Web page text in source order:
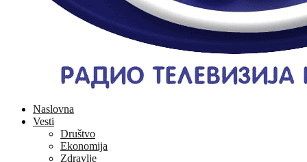
Naslovna
Vesti
Društvo
Ekonomija
Zdravlje